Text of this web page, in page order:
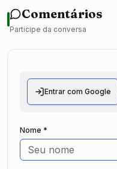
Comentários
Participe da conversa
Entrar com Google
Nome *